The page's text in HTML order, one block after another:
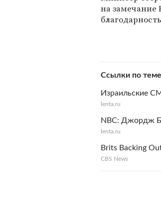
на замечание
Ссылки по теме
Израильские
lenta.ru
NBC: Джордж
lenta.ru
Brits Backing
CBS News